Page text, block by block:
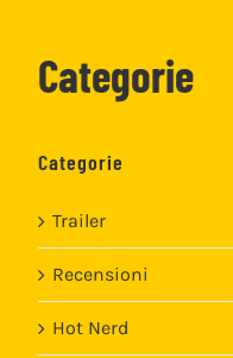
Categorie
Categorie
Trailer
Recensioni
Hot Nerd